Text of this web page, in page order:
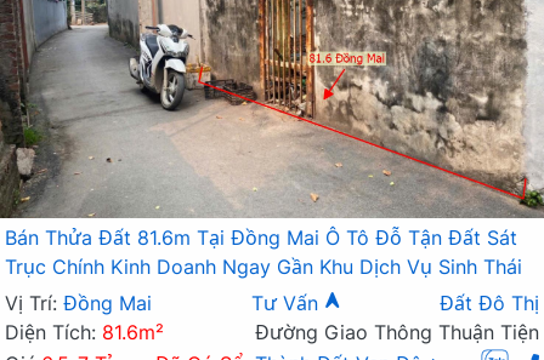
Bán Thửa Đất 81.6m Tại Đồng Mai Ô Tô Đỗ Tận Đất Sát
Trục Chính Kinh Doanh Ngay Gần Khu Dịch Vụ Sinh Thái
Vị Trí: Đồng Mai Tư Vấn
Đất Đô Thị
Diện Tích: 81.6m²
Đường Giao Thông Thuận Tiện